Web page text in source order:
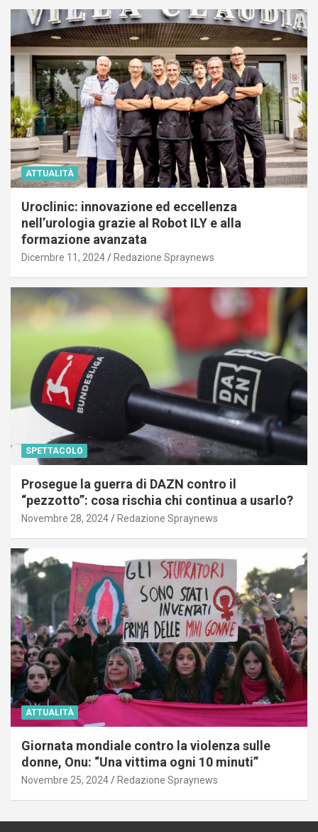
ATTUALITÀ
Uroclinic: innovazione ed eccellenza
nell’urologia grazie al Robot ILY e alla
formazione avanzata
Dicembre 11, 2024 Redazione Spraynews
SPETTACOLO
Prosegue la guerra di DAZN contro il
“pezzotto”: cosa rischia chi continua a usarlo?
Novembre 28, 2024 Redazione Spraynews
ATTUALITÀ
Giornata mondiale contro la violenza sulle
donne, Onu: “Una vittima ogni 10 minuti”
Novembre 25, 2024 Redazione Spraynews